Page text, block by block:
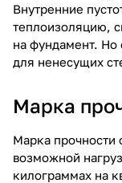
Внутренние
теплоизоляцию,
на фундамент. Но
для ненесущих
Марка
Марка прочности
возможной
килограммах на